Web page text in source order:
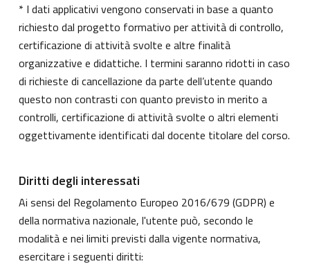
* I dati applicativi vengono conservati in base a quanto
richiesto dal progetto formativo per attività di controllo,
certificazione di attività svolte e altre finalità
organizzative e didattiche. I termini saranno ridotti in caso
di richieste di cancellazione da parte dell’utente quando
questo non contrasti con quanto previsto in merito a
controlli, certificazione di attività svolte o altri elementi
oggettivamente identificati dal docente titolare del corso.
Diritti degli interessati
Ai sensi del Regolamento Europeo 2016/679 (GDPR) e
della normativa nazionale, l'utente può, secondo le
modalità e nei limiti previsti dalla vigente normativa,
esercitare i seguenti diritti: